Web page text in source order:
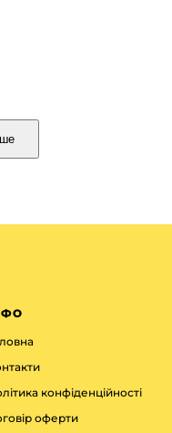
конфіденційності
оферти